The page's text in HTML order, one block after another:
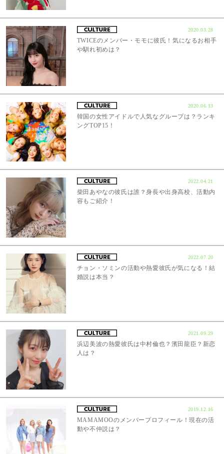
2020.03.28
TWICEのメンバー・モモに彼氏！気になるお相手
や馴れ初めは？
2020.06.13
韓国の女性アイドルで人気なグループは？ランキ
ングTOP15！
2022.04.21
柴田あやなの彼氏は誰？身長や出身高校、活動内
容もご紹介！
2022.07.20
チョン・ソミンの活動や熱愛彼氏が気になる！結
婚説は本当？
2021.09.29
浜辺美波の熱愛彼氏は中村倫也？濱田龍臣？新恋
人は？
2019.12.16
MAMAMOOのメンバープロフィール！現在の活
動や不仲説は？